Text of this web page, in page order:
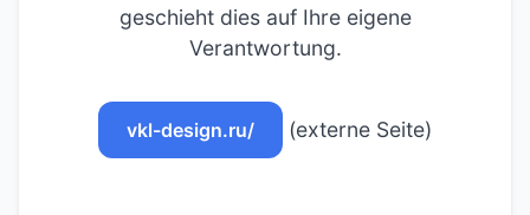
geschieht dies auf Ihre eigene
Verantwortung.
vkl-design.ru/ (externe Seite)